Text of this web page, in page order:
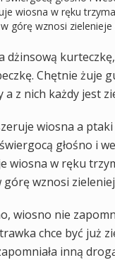
wiosna w ręku
górę wznosi zielenieje
dżinsową
Chętnie żuje
a z nich każdy jest
wiosna a ptaki
głośno i
wiosna w ręku
górę wznosi
wiosno nie
chce być już
inną